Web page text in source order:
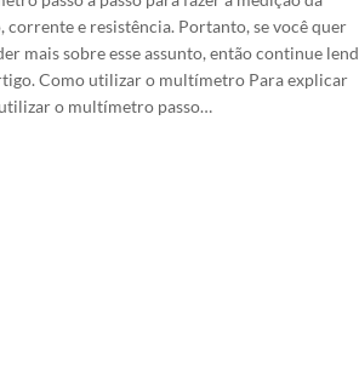
corrente e resistência. Portanto, se você quer
mais sobre esse assunto, então continue
Como utilizar o multímetro Para explicar
o multímetro passo…